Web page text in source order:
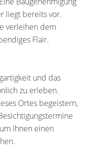
liegt bereits vor.
verleihen dem
Flair.
und das
zu erleben.
Ortes begeistern,
Ihnen einen